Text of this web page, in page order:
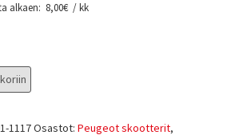
alkaen: 8,00€ / kk
1117Osastot: Peugeot skootterit,